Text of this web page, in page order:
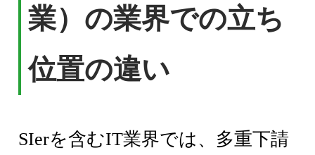
業）の業界での立ち
位置の違い
SIerを含むIT業界では、多重下請